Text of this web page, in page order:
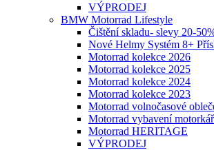
VÝPRODEJ
BMW Motorrad Lifestyle
Čištění skladu- slevy 20-
Nové Helmy Systém 8+
Motorrad kolekce 2026
Motorrad kolekce 2025
Motorrad kolekce 2024
Motorrad kolekce 2023
Motorrad volnočasové
Motorrad vybavení
Motorrad HERITAGE
VÝPRODEJ